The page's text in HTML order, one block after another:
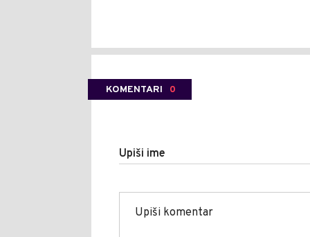
KOMENTARI 0
Upiši ime